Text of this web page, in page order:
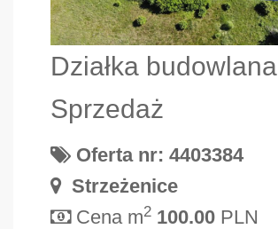
Działka budowlana
Sprzedaż
Oferta nr: 4403384
Strzeżenice
Cena m2 100.00 PLN